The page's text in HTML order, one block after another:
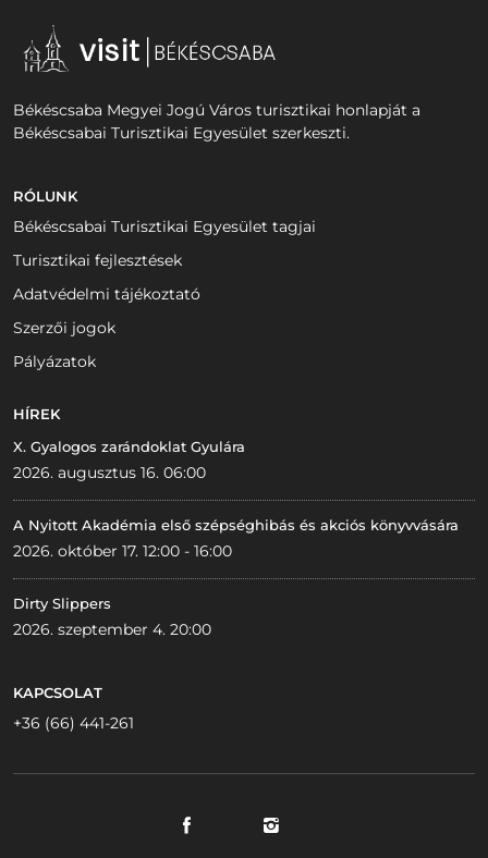
Békéscsaba Megyei Jogú Város turisztikai honlapját a
Békéscsabai Turisztikai Egyesület szerkeszti.
RÓLUNK
Békéscsabai Turisztikai Egyesület tagjai
Turisztikai fejlesztések
Adatvédelmi tájékoztató
Szerzői jogok
Pályázatok
HÍREK
X. Gyalogos zarándoklat Gyulára
2026. augusztus 16. 06:00
A Nyitott Akadémia első szépséghibás és akciós könyvvására
2026. október 17. 12:00 - 16:00
Dirty Slippers
2026. szeptember 4. 20:00
KAPCSOLAT
+36 (66) 441-261